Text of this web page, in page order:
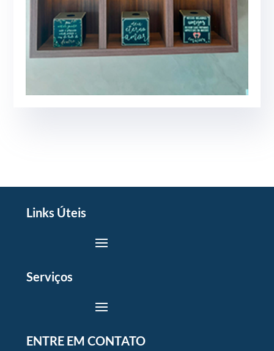
Links Úteis
Serviços
ENTRE EM CONTATO